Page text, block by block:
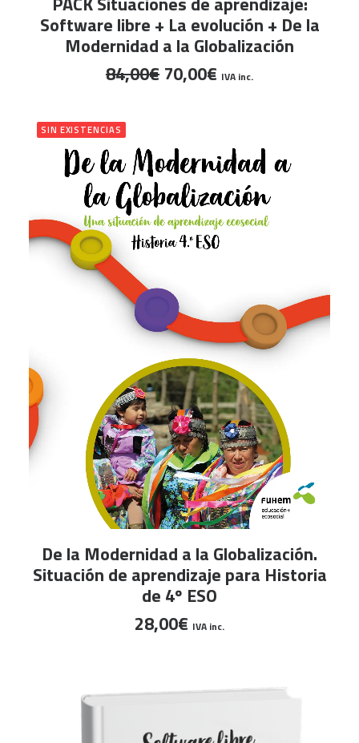
Software libre + La evolución + De la
Modernidad a la Globalización
84,00€ El
84,00€.
70,00€ El
70,00€.
IVA inc.
SIN EXISTENCIAS
LEER MÁS
De la Modernidad a la Globalización.
Situación de aprendizaje para Historia
de 4º ESO
28,00€ IVA inc.